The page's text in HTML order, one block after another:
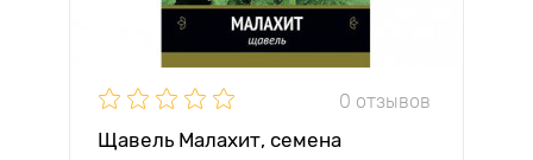
0 отзывов
Щавель Малахит, семена